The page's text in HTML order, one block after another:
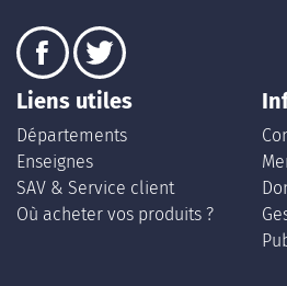
Liens utiles
Départements
Enseignes
SAV & Service client
Où acheter vos produits ?